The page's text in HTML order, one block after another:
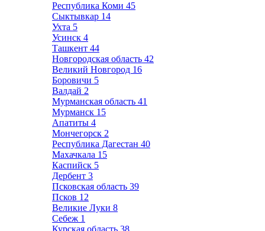
Республика Коми 45
Сыктывкар 14
Ухта 5
Усинск 4
Ташкент 44
Новгородская область 42
Великий Новгород 16
Боровичи 5
Валдай 2
Мурманская область 41
Мурманск 15
Апатиты 4
Мончегорск 2
Республика Дагестан 40
Махачкала 15
Каспийск 5
Дербент 3
Псковская область 39
Псков 12
Великие Луки 8
Себеж 1
Курская область 38